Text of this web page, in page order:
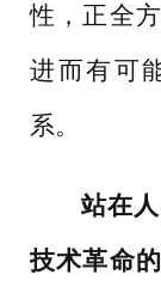
性，正全
进而有可
系。
站在
技术革命